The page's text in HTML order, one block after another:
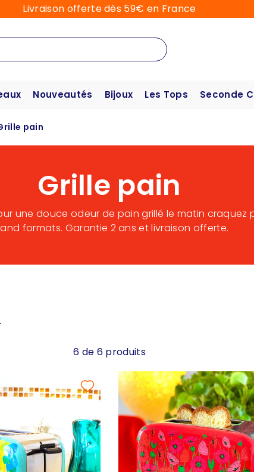
Livraison offerte dès 59€ en France
Nouveautés Bijoux Les Tops Seconde
pain
Grille pain
une douce odeur de pain grillé le matin
formats. Garantie 2 ans et livraison offerte.
6 de 6 produits